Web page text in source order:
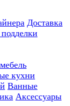
Доставка
кухни
Ванные
Аксессуары